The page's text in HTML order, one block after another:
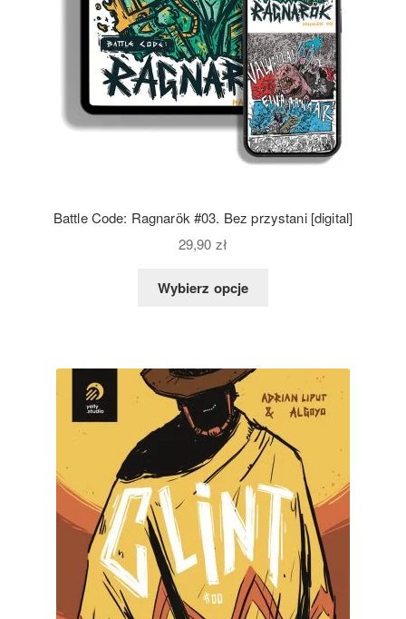
Battle Code: Ragnarök #03. Bez przystani [digital]
29,90 zł
Wybierz opcje